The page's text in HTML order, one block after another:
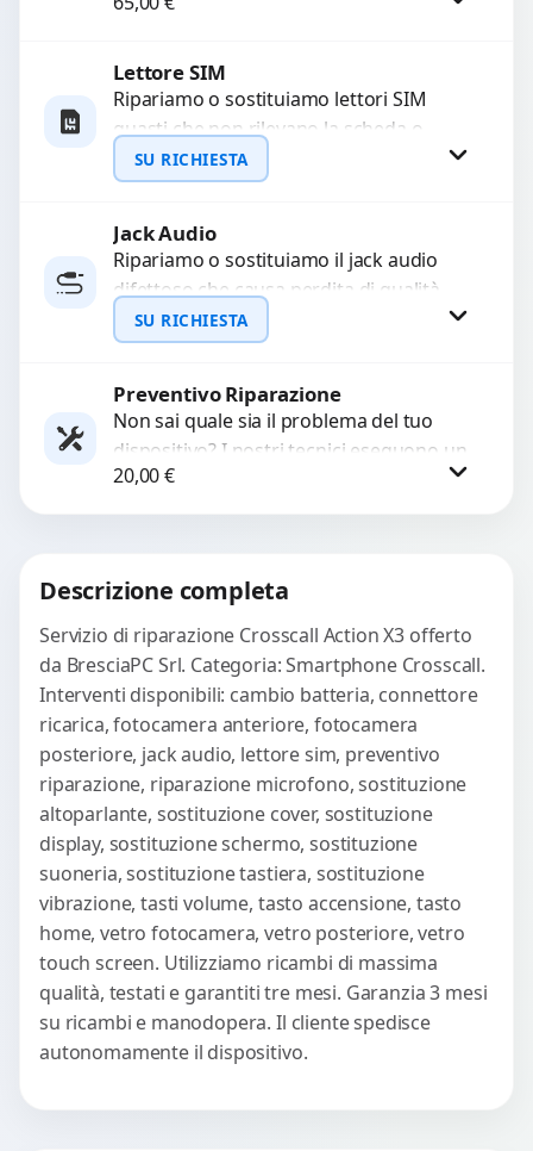
servizio di riparazione o sostituzione
Lettore SIM
Ripariamo o sostituiamo lettori SIM
guasti che non rilevano la scheda o
interrompono il segnale. Utilizziamo
ricambi testati e garantiti...
SU RICHIESTA
Richiedi Preventivo
WhatsApp
Jack Audio
Ripariamo o sostituiamo il jack audio
difettoso che causa perdita di qualità
sonora o impossibilità di collegare cuffie
e accessori....
SU RICHIESTA
Richiedi Preventivo
WhatsApp
Preventivo Riparazione
Non sai quale sia il problema del tuo
dispositivo? I nostri tecnici eseguono un
check-up completo con strumenti
avanzati per...
20,00€
Descrizione completa
Servizio di riparazione Crosscall Action X3 offerto
da BresciaPC Srl. Categoria: Smartphone Crosscall.
Interventi disponibili: cambio batteria, connettore
ricarica, fotocamera anteriore, fotocamera
posteriore, jack audio, lettore sim, preventivo
riparazione, riparazione microfono, sostituzione
altoparlante, sostituzione cover, sostituzione
display, sostituzione schermo, sostituzione
suoneria, sostituzione tastiera, sostituzione
vibrazione, tasti volume, tasto accensione, tasto
home, vetro fotocamera, vetro posteriore, vetro
touch screen. Utilizziamo ricambi di massima
qualità, testati e garantiti tre mesi. Garanzia 3 mesi
su ricambi e manodopera. Il cliente spedisce
autonomamente il dispositivo.